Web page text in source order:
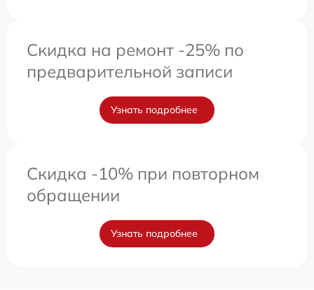
Скидка на ремонт -25% по
предварительной записи
Узнать подробнее
Скидка -10% при повторном
обращении
Узнать подробнее